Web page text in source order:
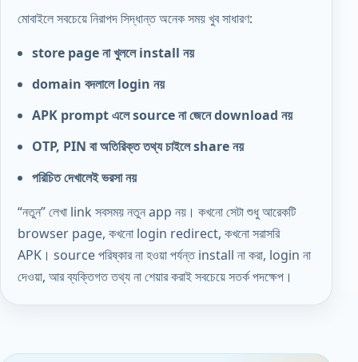
মোবাইলে সবচেয়ে নিরাপদ সিদ্ধান্ত অনেক সময় খুব সাধারণ:
store page না খুললে install নয়
domain বদলালে login নয়
APK prompt এলে source না জেনে download নয়
OTP, PIN বা অতিরিক্ত তথ্য চাইলে share নয়
পরিচিত দেখালেই ভরসা নয়
“নতুন” লেখা link সবসময় নতুন app নয়। কখনো সেটা শুধু আরেকটি
browser page, কখনো login redirect, কখনো সরাসরি
APK। source পরিষ্কার না হওয়া পর্যন্ত install না করা, login না
দেওয়া, আর ব্যক্তিগত তথ্য না শেয়ার করাই সবচেয়ে সতর্ক পদক্ষেপ।